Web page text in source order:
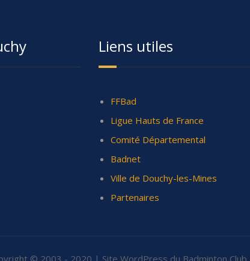
Liens utiles
FFBad
Ligue Hauts de France
Comité Départemental
Badnet
Ville de Douchy-les-Mines
Partenaires
© 2003 - 2020 | Site WordPress du Badminton Club